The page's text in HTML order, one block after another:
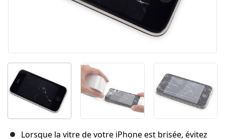
Lorsque la vitre de votre iPhone est brisée, évitez